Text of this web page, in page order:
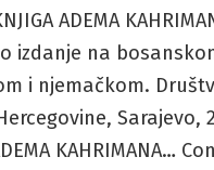
ADEMA
izdanje na
i njemačkom.
Sarajevo,
KAHRIMANA…